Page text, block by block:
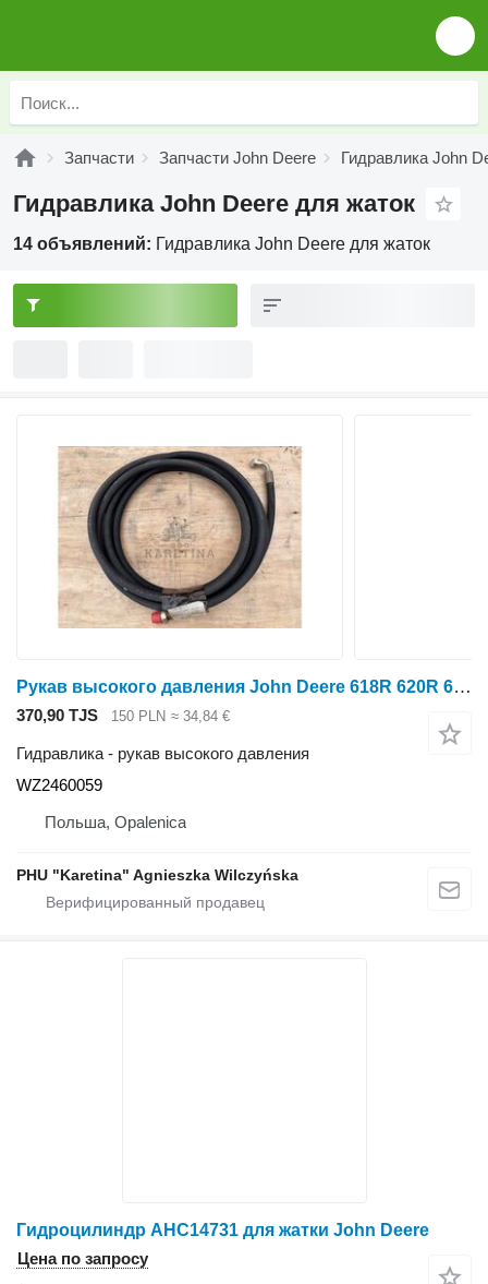
Запчасти Запчасти John Deere Гидравлика John
Гидравлика John Deere для жаток
14 объявлений: Гидравлика John Deere для жаток
Рукав высокого давления John Deere 618R 620R 622R 625R 630R Гидравлический шланг WZ2460059 для жатки зерновой John Deere 618R 620R 622R 625R 630R
370,90 TJS 150 PLN ≈ 34,84 €
Гидравлика - рукав высокого давления
WZ2460059
Польша, Opalenica
PHU "Karetina" Agnieszka Wilczyńska
Гидроцилиндр AHC14731 для жатки John Deere
Цена по запросу